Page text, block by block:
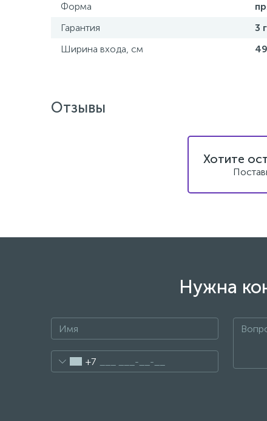
Форма
Гарантия
3
Ширина входа, см
49
Отзывы
Хотите
Нужна
+7